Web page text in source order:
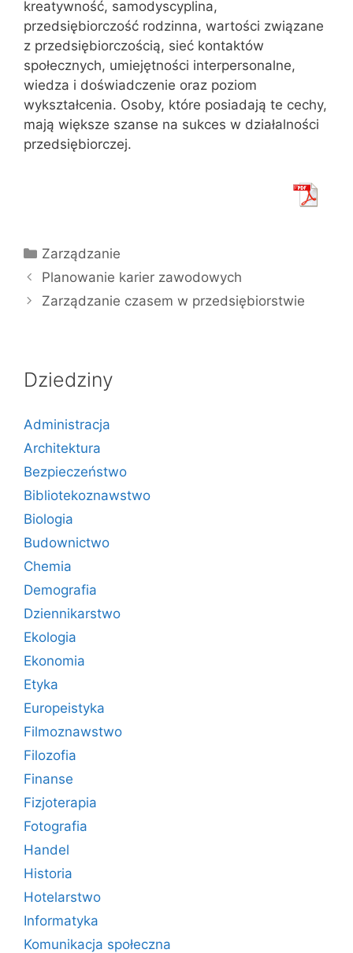
kreatywność, samodyscyplina,
przedsiębiorczość rodzinna, wartości związane
z przedsiębiorczością, sieć kontaktów
społecznych, umiejętności interpersonalne,
wiedza i doświadczenie oraz poziom
wykształcenia. Osoby, które posiadają te cechy,
mają większe szanse na sukces w działalności
przedsiębiorczej.
Kategorie
Zarządzanie
Planowanie karier zawodowych
Zarządzanie czasem w przedsiębiorstwie
Dziedziny
Administracja
Architektura
Bezpieczeństwo
Bibliotekoznawstwo
Biologia
Budownictwo
Chemia
Demografia
Dziennikarstwo
Ekologia
Ekonomia
Etyka
Europeistyka
Filmoznawstwo
Filozofia
Finanse
Fizjoterapia
Fotografia
Handel
Historia
Hotelarstwo
Informatyka
Komunikacja społeczna